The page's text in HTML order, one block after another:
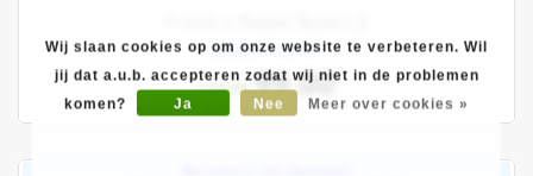
winkel actie:
129,99 99,00
Wij slaan cookies op om onze website te verbeteren. Wil
jij dat a.u.b. accepteren zodat wij niet in de problemen
komen?
Ja Nee Meer over cookies »